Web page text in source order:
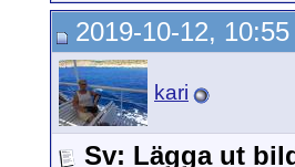
2019-10-12, 10:55
kari
Sv: Lägga ut